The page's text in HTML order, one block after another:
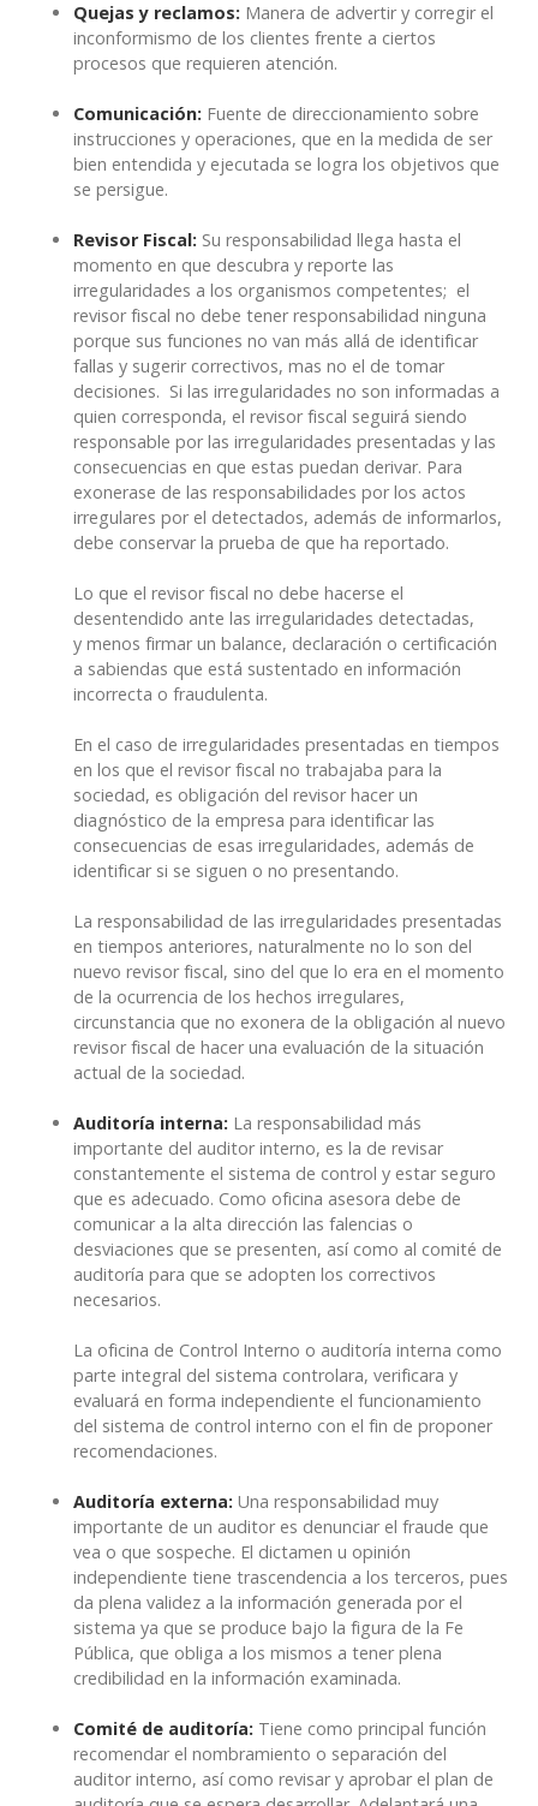
Quejas y reclamos: Manera de advertir y corregir el
inconformismo de los clientes frente a ciertos
procesos que requieren atención.
Comunicación: Fuente de direccionamiento sobre
instrucciones y operaciones, que en la medida de ser
bien entendida y ejecutada se logra los objetivos que
se persigue.
Revisor Fiscal: Su responsabilidad llega hasta el
momento en que descubra y reporte las
irregularidades a los organismos competentes; el
revisor fiscal no debe tener responsabilidad ninguna
porque sus funciones no van más allá de identificar
fallas y sugerir correctivos, mas no el de tomar
decisiones. Si las irregularidades no son informadas a
quien corresponda, el revisor fiscal seguirá siendo
responsable por las irregularidades presentadas y las
consecuencias en que estas puedan derivar. Para
exonerase de las responsabilidades por los actos
irregulares por el detectados, además de informarlos,
debe conservar la prueba de que ha reportado.
Lo que el revisor fiscal no debe hacerse el
desentendido ante las irregularidades detectadas,
y menos firmar un balance, declaración o certificación
a sabiendas que está sustentado en información
incorrecta o fraudulenta.
En el caso de irregularidades presentadas en tiempos
en los que el revisor fiscal no trabajaba para la
sociedad, es obligación del revisor hacer un
diagnóstico de la empresa para identificar las
consecuencias de esas irregularidades, además de
identificar si se siguen o no presentando.
La responsabilidad de las irregularidades presentadas
en tiempos anteriores, naturalmente no lo son del
nuevo revisor fiscal, sino del que lo era en el momento
de la ocurrencia de los hechos irregulares,
circunstancia que no exonera de la obligación al nuevo
revisor fiscal de hacer una evaluación de la situación
actual de la sociedad.
Auditoría interna: La responsabilidad más
importante del auditor interno, es la de revisar
constantemente el sistema de control y estar seguro
que es adecuado. Como oficina asesora debe de
comunicar a la alta dirección las falencias o
desviaciones que se presenten, así como al comité de
auditoría para que se adopten los correctivos
necesarios.
La oficina de Control Interno o auditoría interna como
parte integral del sistema controlara, verificara y
evaluará en forma independiente el funcionamiento
del sistema de control interno con el fin de proponer
recomendaciones.
Auditoría externa: Una responsabilidad muy
importante de un auditor es denunciar el fraude que
vea o que sospeche. El dictamen u opinión
independiente tiene trascendencia a los terceros, pues
da plena validez a la información generada por el
sistema ya que se produce bajo la figura de la Fe
Pública, que obliga a los mismos a tener plena
credibilidad en la información examinada.
Comité de auditoría: Tiene como principal función
recomendar el nombramiento o separación del
auditor interno, así como revisar y aprobar el plan de